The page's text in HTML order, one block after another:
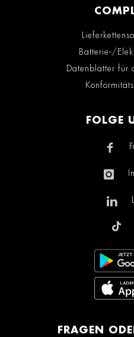
Batterie-/
Datenblätter für
FOLGE
FRAGEN